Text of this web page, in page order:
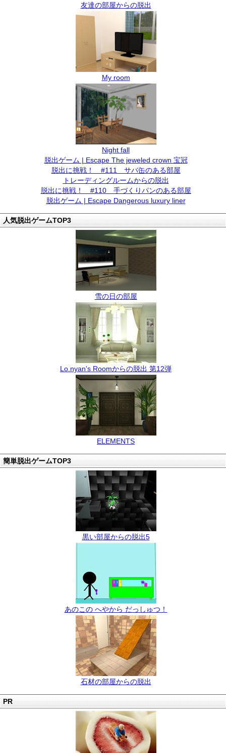
友達の部屋からの脱出
My room
Night fall
脱出ゲーム | Escape The jeweled crown 宝冠
脱出に挑戦！ #111 サバ缶のある部屋
トレーディングルームからの脱出
脱出に挑戦！ #110 手づくりパンのある部屋
脱出ゲーム | Escape Dangerous luxury liner
人気脱出ゲームTOP3
雪の日の部屋
Lo.nyan's Roomからの脱出 第12弾
ELEMENTS
簡単脱出ゲームTOP3
黒い部屋からの脱出5
あのこの へやから だっしゅつ！
石材の部屋からの脱出
PR